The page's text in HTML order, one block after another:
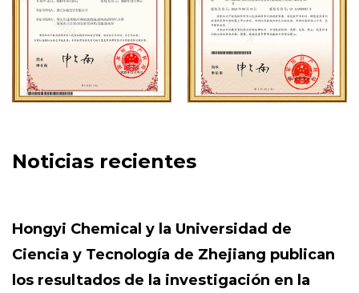
todos los socios con servicios de tecnología de aplicación
convenientes, eficientes y de mejor calidad, y un
rendimiento de alto costo. ¡Estamos dispuestos a utilizar
nuestra sinceridad para acompañarlo y crear juntos un
futuro mejor!
Noticias recientes
Hongyi Chemical y la Universidad de
Ciencia y Tecnología de Zhejiang publican
los resultados de la investigación en la